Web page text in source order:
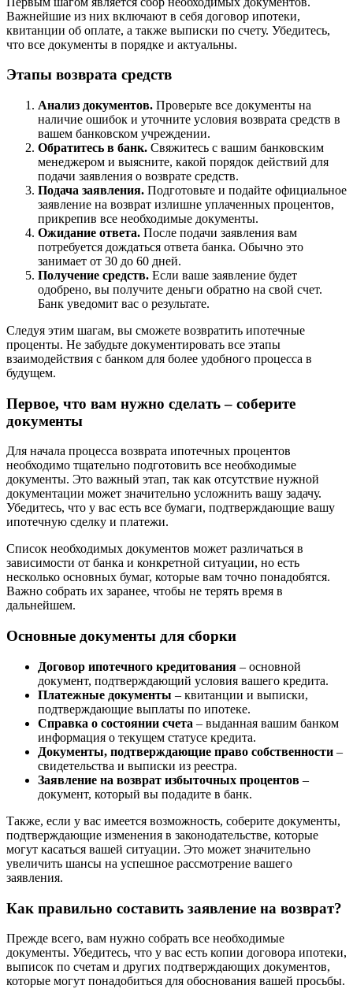
Важнейшие из них включают в себя договор ипотеки,
квитанции об оплате, а также выписки по счету. Убедитесь,
что все документы в порядке и актуальны.
Этапы возврата средств
Анализ документов. Проверьте все документы на
наличие ошибок и уточните условия возврата средств в
вашем банковском учреждении.
Обратитесь в банк. Свяжитесь с вашим банковским
менеджером и выясните, какой порядок действий для
подачи заявления о возврате средств.
Подача заявления. Подготовьте и подайте официальное
заявление на возврат излишне уплаченных процентов,
прикрепив все необходимые документы.
Ожидание ответа. После подачи заявления вам
потребуется дождаться ответа банка. Обычно это
занимает от 30 до 60 дней.
Получение средств. Если ваше заявление будет
одобрено, вы получите деньги обратно на свой счет.
Банк уведомит вас о результате.
Следуя этим шагам, вы сможете возвратить ипотечные
проценты. Не забудьте документировать все этапы
взаимодействия с банком для более удобного процесса в
будущем.
Первое, что вам нужно сделать – соберите
документы
Для начала процесса возврата ипотечных процентов
необходимо тщательно подготовить все необходимые
документы. Это важный этап, так как отсутствие нужной
документации может значительно усложнить вашу задачу.
Убедитесь, что у вас есть все бумаги, подтверждающие вашу
ипотечную сделку и платежи.
Список необходимых документов может различаться в
зависимости от банка и конкретной ситуации, но есть
несколько основных бумаг, которые вам точно понадобятся.
Важно собрать их заранее, чтобы не терять время в
дальнейшем.
Основные документы для сборки
Договор ипотечного кредитования – основной
документ, подтверждающий условия вашего кредита.
Платежные документы – квитанции и выписки,
подтверждающие выплаты по ипотеке.
Справка о состоянии счета – выданная вашим банком
информация о текущем статусе кредита.
Документы, подтверждающие право собственности –
свидетельства и выписки из реестра.
Заявление на возврат избыточных процентов –
документ, который вы подадите в банк.
Также, если у вас имеется возможность, соберите документы,
подтверждающие изменения в законодательстве, которые
могут касаться вашей ситуации. Это может значительно
увеличить шансы на успешное рассмотрение вашего
заявления.
Как правильно составить заявление на возврат?
Прежде всего, вам нужно собрать все необходимые
документы. Убедитесь, что у вас есть копии договора ипотеки,
выписок по счетам и других подтверждающих документов,
которые могут понадобиться для обоснования вашей просьбы.